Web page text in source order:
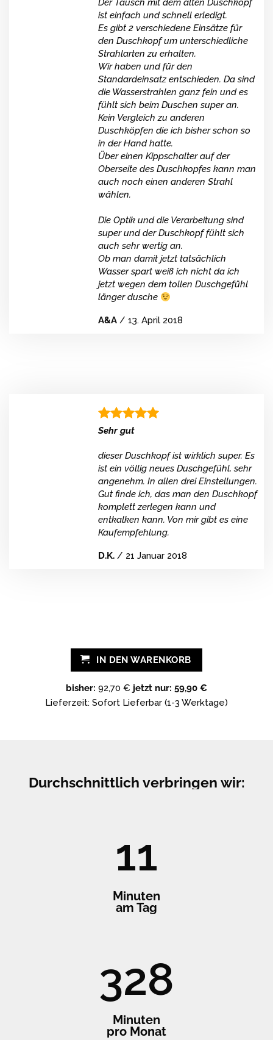
Der Tausch mit dem alten Duschkopf
ist einfach und schnell erledigt.
Es gibt 2 verschiedene Einsätze für
den Duschkopf um unterschiedliche
Strahlarten zu erhalten.
Wir haben und für den
Standardeinsatz entschieden. Da sind
die Wasserstrahlen ganz fein und es
fühlt sich beim Duschen super an.
Kein Vergleich zu anderen
Duschköpfen die ich bisher schon so
in der Hand hatte.
Über einen Kippschalter auf der
Oberseite des Duschkopfes kann man
auch noch einen anderen Strahl
wählen.
Die Optik und die Verarbeitung sind
super und der Duschkopf fühlt sich
auch sehr wertig an.
Ob man damit jetzt tatsächlich
Wasser spart weiß ich nicht da ich
jetzt wegen dem tollen Duschgefühl
länger dusche
A&A / 13. April 2018
Sehr gut
dieser Duschkopf ist wirklich super. Es
ist ein völlig neues Duschgefühl, sehr
angenehm. In allen drei Einstellungen.
Gut finde ich, das man den Duschkopf
komplett zerlegen kann und
entkalken kann. Von mir gibt es eine
Kaufempfehlung.
D.K. / 21 Januar 2018
IN DEN WARENKORB
bisher: 92,70 € jetzt nur: 59,90 €
Lieferzeit: Sofort Lieferbar (1-3 Werktage)
Durchschnittlich verbringen wir:
11
Minuten
am Tag
330
Minuten
pro Monat